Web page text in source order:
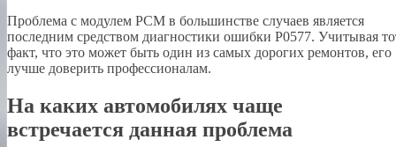
Проблема с модулем PCM в большинстве случаев является
последним средством диагностики ошибки P0577. Учитывая
факт, что это может быть один из самых дорогих ремонтов, его
лучше доверить профессионалам.
На каких автомобилях чаще
встречается данная проблема